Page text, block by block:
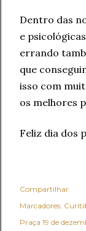
Dentro das
e
errando
que
isso com
os melhores
Feliz dia dos
Compartilhar
Marcadores:
Praça 19 de